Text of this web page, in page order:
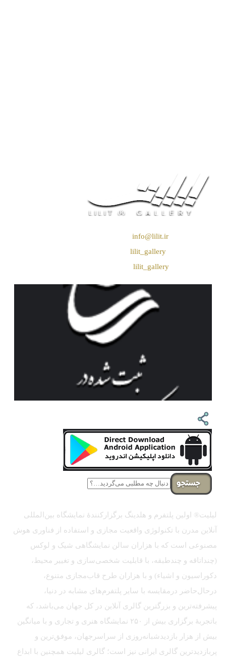
info@lilit.ir
lilit_gallery
lilit_gallery
جستجو
لیلیت® اولین پلتفرم و هلدینگ برگزارکنندهٔ نمایشگاه بین‌المللی
آنلاین مدرن با تکنولوژی واقعیت مجازی و استفاده از فناوری هوش
مصنوعی است که با هزاران سالن نمایشگاهی شیک و لوکس
(چنداتاقه و چندطبقه، با قابلیت شخصی‌سازی و تغییر محیط،
دکوراسیون و اشیاء) و با هزاران طرح قاب‌مجازی متنوع،
درحال‌حاضر درمقایسه با سایر پلتفرم‌های مشابه در دنیا،
پیشرفته‌ترین و بزرگترین گالری آنلاین در کل جهان می‌باشد، که
باتجربهٔ برگزاری بیش از ۲۵۰ نمایشگاه هنری و تجاری و با میانگین
بیش از هزار بازدیدشبانه‌روزی از سراسرجهان، موفق‌ترین و
پربازدیدترین گالری ایرانی نیز است؛ گالری لیلیت همچنین با ابداع